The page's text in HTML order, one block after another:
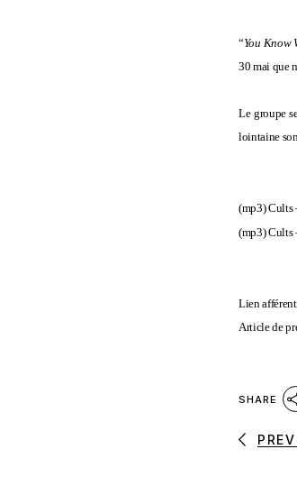
“You Know
30 mai que
Le groupe
lointaine
(mp3)Cults
(mp3)Cults
Lien
Article de
SHARE